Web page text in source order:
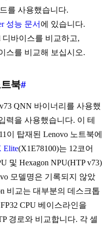
를 사용했습니다.
성능 문서 에 있습니다.
디바이스를 비교하고,
스를 비교해 보십시오.
북#
QNN 바이너리를 사용했
력을 사용했습니다. 이 테
이 탑재된 Lenovo 노트북에
Elite(X1E78100)는 12코어
및 Hexagon NPU(HTP v73)
모델명은 기록되지 않았
비교는 대부분의 데스크톱
CPU 베이스라인을
경로와 비교합니다. 각 셀